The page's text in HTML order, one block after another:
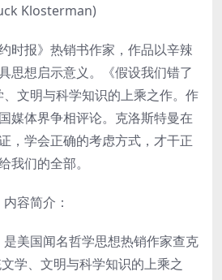
Klosterman)
时报》热销书作家，作品以辛辣
思想启示意义。《假设我们错了
文明与科学知识的上乘之作。作
媒体界争相评论。克洛斯特曼在
，学会正确的考虑方式，才干正
我们的全部。
容简介：
是美国闻名哲学思想热销作家查克
学、文明与科学知识的上乘之